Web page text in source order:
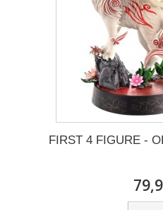
FIRST 4 FIGURE -